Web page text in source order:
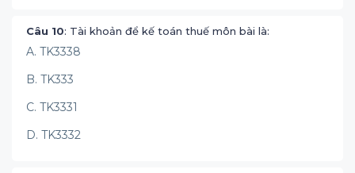
Câu 10: Tài khoản để kế toán thuế môn bài là:
A. TK3338
B. TK333
C. TK3331
D. TK3332